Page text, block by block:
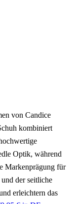
von Candice
kombiniert
Optik, während
Markenprägung für
der seitliche
erleichtern das